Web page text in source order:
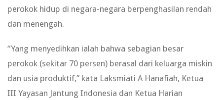
perokok hidup di negara-negara berpenghasilan rendah
dan menengah.
“Yang menyedihkan ialah bahwa sebagian besar
perokok (sekitar 70 persen) berasal dari keluarga miskin
dan usia produktif,” kata Laksmiati A Hanafiah, Ketua
III Yayasan Jantung Indonesia dan Ketua Harian